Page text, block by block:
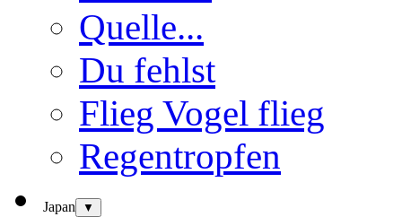
Quelle...
Du fehlst
Flieg Vogel flieg
Regentropfen
Japan ▼